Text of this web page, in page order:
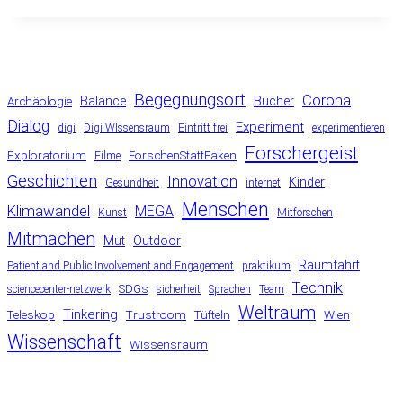
Archäologie Balance Begegnungsort Bücher Corona
Dialog
digi Digi WIssensraum Eintritt frei Experiment experimentieren
Exploratorium Filme ForschenStattFaken Forschergeist
Geschichten Gesundheit Innovation internet Kinder
Klimawandel Kunst MEGA Menschen Mitforschen
Mitmachen Mut Outdoor
Patient and Public Involvement and Engagement praktikum Raumfahrt
sciencecenter-netzwerk SDGs sicherheit Sprachen Team Technik
Teleskop Tinkering Trustroom Tüfteln Weltraum Wien
Wissenschaft Wissensraum